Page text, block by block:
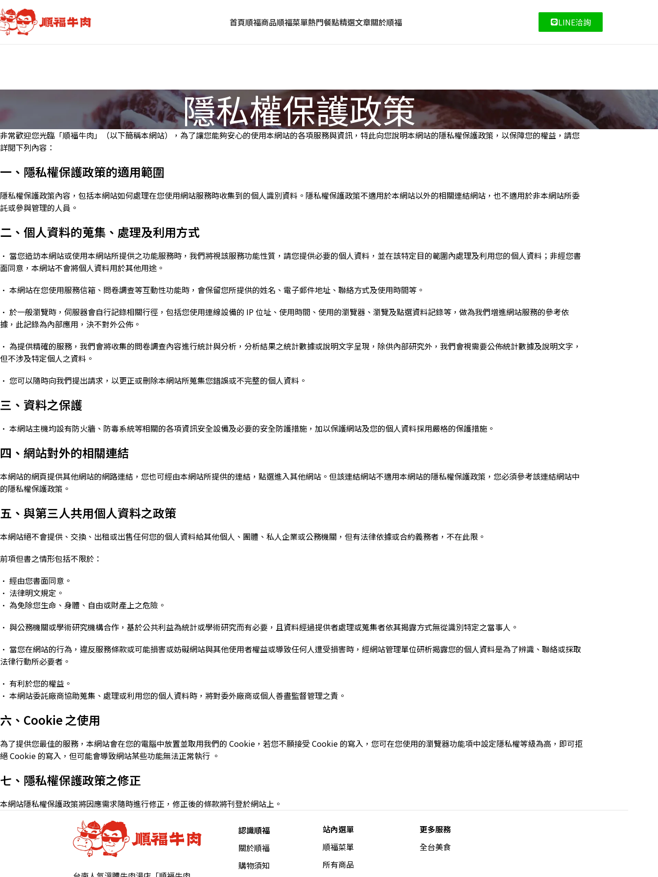
首頁順福商品順福菜單熱門餐點精選文章關於順福 LINE洽詢
隱私權保護政策
非常歡迎您光臨「順福牛肉」（以下簡稱本網站），為了讓您能夠安心的使用本網站的各項服務與資訊，特此向您說明本網站的隱私權保護政策，以保障您的權益，請您
詳閱下列內容：
一、隱私權保護政策的適用範圍
隱私權保護政策內容，包括本網站如何處理在您使用網站服務時收集到的個人識別資料。隱私權保護政策不適用於本網站以外的相關連結網站，也不適用於非本網站所委
託或參與管理的人員。
二、個人資料的蒐集、處理及利用方式
• 當您造訪本網站或使用本網站所提供之功能服務時，我們將視該服務功能性質，請您提供必要的個人資料，並在該特定目的範圍內處理及利用您的個人資料；非經您書
面同意，本網站不會將個人資料用於其他用途。
• 本網站在您使用服務信箱、問卷調查等互動性功能時，會保留您所提供的姓名、電子郵件地址、聯絡方式及使用時間等。
• 於一般瀏覽時，伺服器會自行記錄相關行徑，包括您使用連線設備的 IP 位址、使用時間、使用的瀏覽器、瀏覽及點選資料記錄等，做為我們增進網站服務的參考依
據，此記錄為內部應用，決不對外公佈。
• 為提供精確的服務，我們會將收集的問卷調查內容進行統計與分析，分析結果之統計數據或說明文字呈現，除供內部研究外，我們會視需要公佈統計數據及說明文字，
但不涉及特定個人之資料。
• 您可以隨時向我們提出請求，以更正或刪除本網站所蒐集您錯誤或不完整的個人資料。
三、資料之保護
• 本網站主機均設有防火牆、防毒系統等相關的各項資訊安全設備及必要的安全防護措施，加以保護網站及您的個人資料採用嚴格的保護措施。
四、網站對外的相關連結
本網站的網頁提供其他網站的網路連結，您也可經由本網站所提供的連結，點選進入其他網站。但該連結網站不適用本網站的隱私權保護政策，您必須參考該連結網站中
的隱私權保護政策。
五、與第三人共用個人資料之政策
本網站絕不會提供、交換、出租或出售任何您的個人資料給其他個人、團體、私人企業或公務機關，但有法律依據或合約義務者，不在此限。
前項但書之情形包括不限於：
• 經由您書面同意。
• 法律明文規定。
• 為免除您生命、身體、自由或財產上之危險。
• 與公務機關或學術研究機構合作，基於公共利益為統計或學術研究而有必要，且資料經過提供者處理或蒐集者依其揭露方式無從識別特定之當事人。
• 當您在網站的行為，違反服務條款或可能損害或妨礙網站與其他使用者權益或導致任何人遭受損害時，經網站管理單位研析揭露您的個人資料是為了辨識、聯絡或採取
法律行動所必要者。
• 有利於您的權益。
• 本網站委託廠商協助蒐集、處理或利用您的個人資料時，將對委外廠商或個人善盡監督管理之責。
六、Cookie 之使用
為了提供您最佳的服務，本網站會在您的電腦中放置並取用我們的 Cookie，若您不願接受 Cookie 的寫入，您可在您使用的瀏覽器功能項中設定隱私權等級為高，即可拒
絕 Cookie 的寫入，但可能會導致網站某些功能無法正常執行 。
七、隱私權保護政策之修正
本網站隱私權保護政策將因應需求隨時進行修正，修正後的條款將刊登於網站上。
認識順福
關於順福
購物須知
站內選單
順福菜單
所有商品
更多服務
全台美食